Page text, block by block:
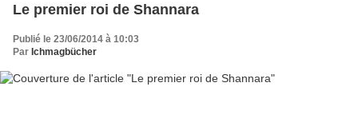
Le premier roi de Shannara
Publié le 23/06/2014 à 10:03
Par Ichmagbücher